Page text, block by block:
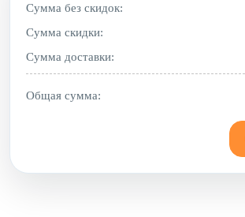
Сумма без скидок:
Сумма скидки:
Сумма доставки:
Общая сумма: